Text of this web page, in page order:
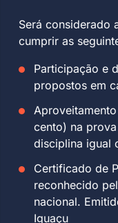
Será considerado
cumprir as
Participação e
propostos em
cento) na
disciplina igual
Certificado de
reconhecido
nacional.
Iguaçu